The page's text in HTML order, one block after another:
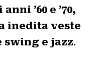
’60 e ’70,
inedita veste
swing e jazz.